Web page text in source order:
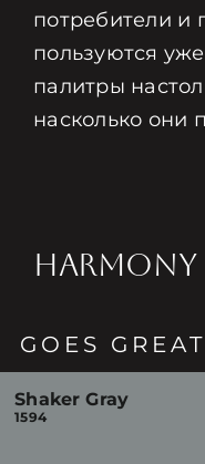
потребители и
пользуются
палитры
насколько они
HARMONY
GOES
Shaker Gray
1594